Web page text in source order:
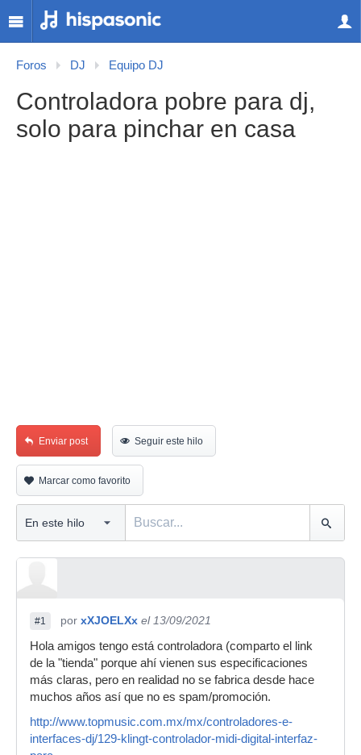
Foros DJ Equipo DJ
Controladora pobre para dj,
solo para pinchar en casa
Enviar post Seguir este hilo
Marcar como favorito
#1 por xXJOELXx el 13/09/2021
Hola amigos tengo está controladora (comparto el link
de la "tienda" porque ahí vienen sus especificaciones
más claras, pero en realidad no se fabrica desde hace
muchos años así que no es spam/promoción.
http://www.topmusic.com.mx/mx/controladores-e-
interfaces-dj/129-klingt-controlador-midi-digital-interfaz-